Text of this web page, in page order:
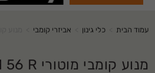
עמוד הבית כלי גינון אביזרי קומבי
מנוע קומבי מוטורי KM 56 R סטיל